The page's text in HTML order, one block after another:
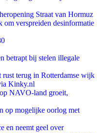
Straat van Hormuz
verspreiden desinformatie
betrapt bij stelen illegale
terug in Rotterdamse wijk
Kinky.nl
NAVO-land groeit,
op mogelijke oorlog met
en neemt geel over